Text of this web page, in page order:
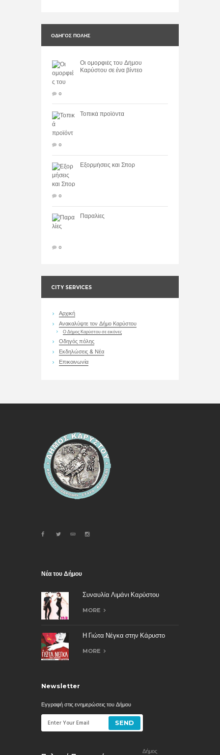
ΟΔΗΓΌΣ ΠΌΛΗΣ
Οι ομορφιές του Δήμου
Καρύστου σε ένα βίντεο
0
Τοπικά προϊόντα
0
Εξορμήσεις και Σπορ
0
Παραλίες
0
CITY SERVICES
Αρχική
Ανακαλύψτε τον Δήμο Καρύστου
Ο Δήμος Καρύστου σε εικόνες
Οδηγός πόλης
Εκδηλώσεις & Νέα
Επικοινωνία
Νέα του Δήμου
Συναυλία Λιμάνι Καρύστου
MORE
Η Γιώτα Νέγκα στην Κάρυστο
MORE
Newsletter
Εγγραφή στις ενημερώσεις του Δήμου
Δήμος